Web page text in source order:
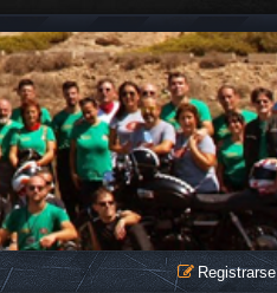
Registrarse